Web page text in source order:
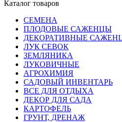
Каталог товаров
СЕМЕНА
ПЛОДОВЫЕ САЖЕНЦЫ
ДЕКОРАТИВНЫЕ
ЛУК СЕВОК
ЗЕМЛЯНИКА
ЛУКОВИЧНЫЕ
АГРОХИМИЯ
САДОВЫЙ ИНВЕНТАРЬ
ВСЕ ДЛЯ ОТДЫХА
ДЕКОР ДЛЯ САДА
КАРТОФЕЛЬ
ГРУНТ, ДРЕНАЖ